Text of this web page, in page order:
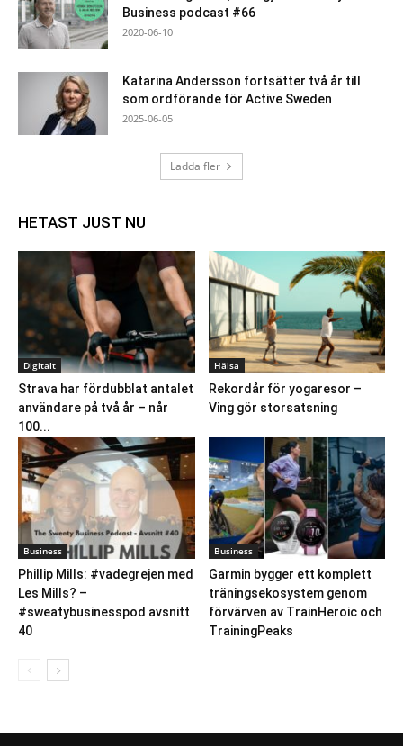
Business podcast #66
2020-06-10
Katarina Andersson fortsätter två år till
som ordförande för Active Sweden
2025-06-05
Ladda fler
HETAST JUST NU
Digitalt
Strava har fördubblat antalet
användare på två år – når
100...
Hälsa
Rekordår för yogaresor –
Ving gör storsatsning
Business
Phillip Mills: #vadegrejen med
Les Mills? –
#sweatybusinesspod avsnitt
40
Business
Garmin bygger ett komplett
träningsekosystem genom
förvärven av TrainHeroic och
TrainingPeaks